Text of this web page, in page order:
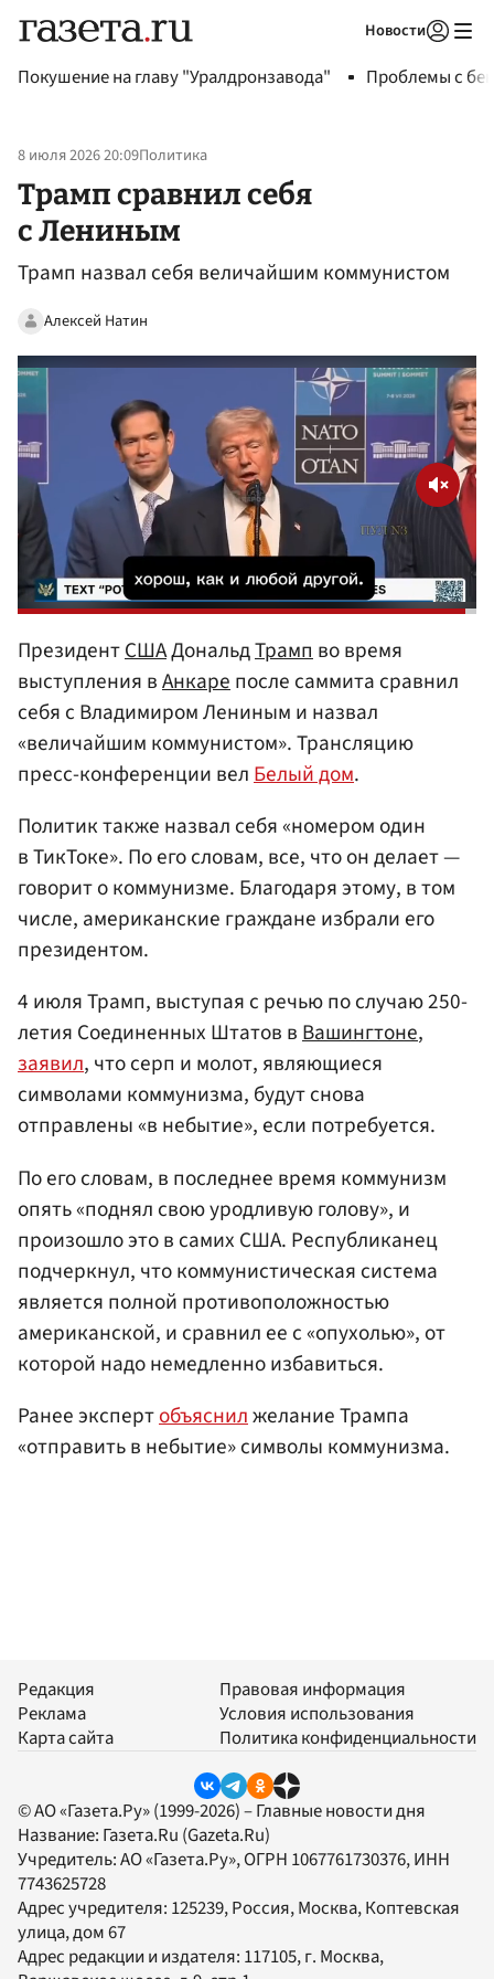
Новости
Покушение на главу "Уралдронзавода" Проблемы с
8 июля 2026 20:09Политика
Трамп сравнил себя
с Лениным
Трамп назвал себя величайшим коммунистом
Алексей Натин
ПрезидентСШАДональдТрампво время
выступления вАнкарепосле саммита сравнил
себя с Владимиром Лениным и назвал
«величайшим коммунистом». Трансляцию
пресс-конференции велБелый дом.
Политик также назвал себя «номером один
в ТикТоке». По его словам, все, что он делает —
говорит о коммунизме. Благодаря этому, в том
числе, американские граждане избрали его
президентом.
4 июля Трамп, выступая с речью по случаю 250-
летия Соединенных Штатов вВашингтоне,
заявил, что серп и молот, являющиеся
символами коммунизма, будут снова
отправлены «в небытие», если потребуется.
По его словам, в последнее время коммунизм
опять «поднял свою уродливую голову», и
произошло это в самих США. Республиканец
подчеркнул, что коммунистическая система
является полной противоположностью
американской, и сравнил ее с «опухолью», от
которой надо немедленно избавиться.
Ранее экспертобъяснилжелание Трампа
«отправить в небытие» символы коммунизма.
Редакция
Реклама
Карта сайта
Правовая информация
Условия использования
Политика конфиденциальности
© АО «Газета.Ру» (1999-2026) – Главные новости дня
Название: Газета.Ru (Gazeta.Ru)
Учредитель:АО «Газета.Ру», ОГРН 1067761730376, ИНН
7743625728
Адрес учредителя: 125239, Россия, Москва, Коптевская
улица, дом 67
Адрес редакции и издателя: 117105, г. Москва,